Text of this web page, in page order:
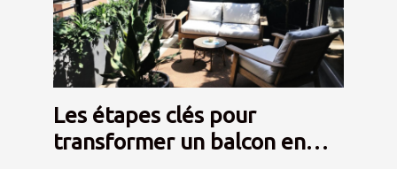
Les étapes clés pour
transformer un balcon en